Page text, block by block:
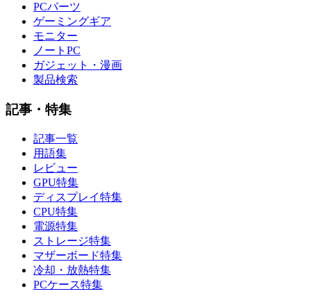
PCパーツ
ゲーミングギア
モニター
ノートPC
ガジェット・漫画
製品検索
記事・特集
記事一覧
用語集
レビュー
GPU特集
ディスプレイ特集
CPU特集
電源特集
ストレージ特集
マザーボード特集
冷却・放熱特集
PCケース特集